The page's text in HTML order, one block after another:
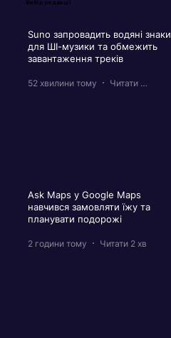
Вибір редакції
Suno запровадить водяні знаки
для ШІ-музики та обмежить
завантаження треків
52 хвилини тому Читати 2 хв
Ask Maps у Google Maps
навчився замовляти їжу та
планувати подорожі
2 години тому Читати 2 хв